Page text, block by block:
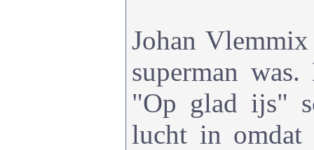
Johan
superman
"Op glad ijs"
lucht in